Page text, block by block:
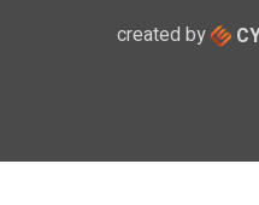
created by